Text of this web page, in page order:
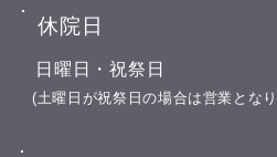
空きがありません 8月9日(日) お
休み 8月10日(月) 午前の部 11:00
午後の部 16:00 17:00 18:00 19:00
8月11日(火) 山の日の祝日 お休み
​休院日
​日曜日・祝祭日
​(土曜日が祝祭日の場合は営業とな